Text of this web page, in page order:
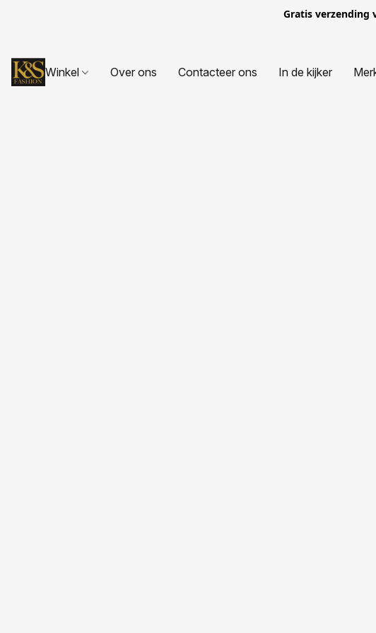
Gratis verzending
Winkel Over ons Contacteer ons In de kijker